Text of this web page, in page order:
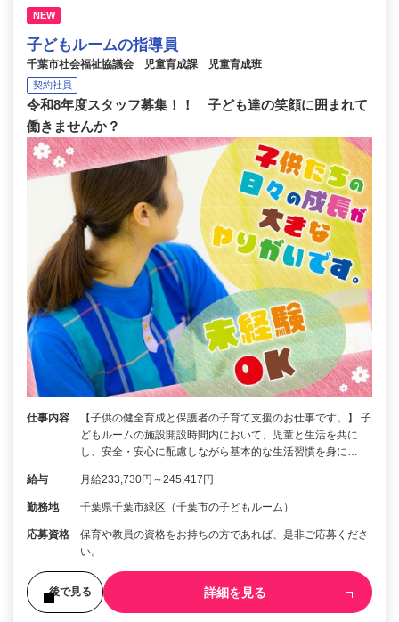
NEW
子どもルームの指導員
千葉市社会福祉協議会 児童育成課 児童育成班
契約社員
令和8年度スタッフ募集！！ 子ども達の笑顔に囲まれて
働きませんか？
仕事内容
【子供の健全育成と保護者の子育て支援のお仕事です。】 子
どもルームの施設開設時間内において、児童と生活を共に
し、安全・安心に配慮しながら基本的な生活習慣を身に…
給与 月給233,730円～245,417円
勤務地 千葉県千葉市緑区（千葉市の子どもルーム）
応募資格
保育や教員の資格をお持ちの方であれば、是非ご応募くださ
い。
後で見る 詳細を見る